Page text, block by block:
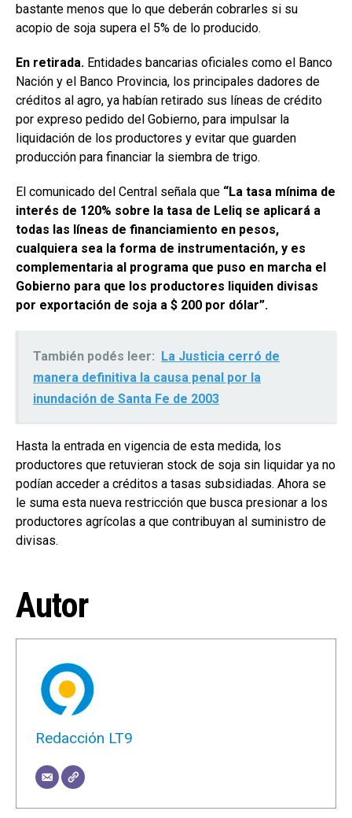
bastante menos que lo que deberán cobrarles si su
acopio de soja supera el 5% de lo producido.
En retirada. Entidades bancarias oficiales como el Banco
Nación y el Banco Provincia, los principales dadores de
créditos al agro, ya habían retirado sus líneas de crédito
por expreso pedido del Gobierno, para impulsar la
liquidación de los productores y evitar que guarden
producción para financiar la siembra de trigo.
El comunicado del Central señala que “La tasa mínima de
interés de 120% sobre la tasa de Leliq se aplicará a
todas las líneas de financiamiento en pesos,
cualquiera sea la forma de instrumentación, y es
complementaria al programa que puso en marcha el
Gobierno para que los productores liquiden divisas
por exportación de soja a $ 200 por dólar”.
También podés leer: La Justicia cerró de
manera definitiva la causa penal por la
inundación de Santa Fe de 2003
Hasta la entrada en vigencia de esta medida, los
productores que retuvieran stock de soja sin liquidar ya no
podían acceder a créditos a tasas subsidiadas. Ahora se
le suma esta nueva restricción que busca presionar a los
productores agrícolas a que contribuyan al suministro de
divisas.
Autor
Redacción LT9